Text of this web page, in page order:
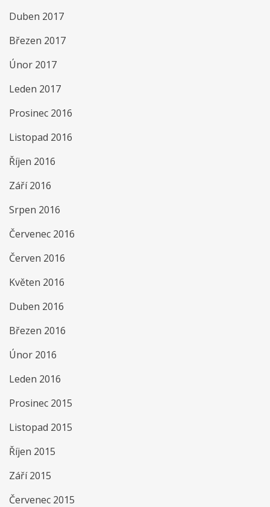
Duben 2017
Březen 2017
Únor 2017
Leden 2017
Prosinec 2016
Listopad 2016
Říjen 2016
Září 2016
Srpen 2016
Červenec 2016
Červen 2016
Květen 2016
Duben 2016
Březen 2016
Únor 2016
Leden 2016
Prosinec 2015
Listopad 2015
Říjen 2015
Září 2015
Červenec 2015